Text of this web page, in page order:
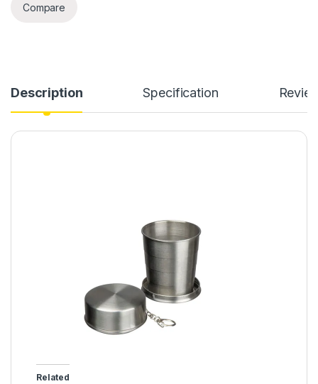
Compare
Description Specification
Related